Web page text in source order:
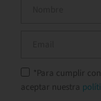
*Para cumplir
aceptar nuestra